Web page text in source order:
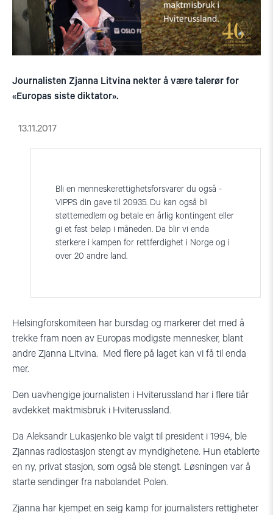
Journalisten Zjanna Litvina nekter å være talerør for
«Europas siste diktator».
13.11.2017
Bli en menneskerettighetsforsvarer du også -
VIPPS din gave til 20935. Du kan også bli
støttemedlem og betale en årlig kontingent eller
gi et fast beløp i måneden. Da blir vi enda
sterkere i kampen for rettferdighet i Norge og i
over 20 andre land.
Helsingforskomiteen har bursdag og markerer det med å
trekke fram noen av Europas modigste mennesker, blant
andre Zjanna Litvina. Med flere på laget kan vi få til enda
mer.
Den uavhengige journalisten i Hviterussland har i flere tiår
avdekket maktmisbruk i Hviterussland.
Da Aleksandr Lukasjenko ble valgt til president i 1994, ble
Zjannas radiostasjon stengt av myndighetene. Hun etablerte
en ny, privat stasjon, som også ble stengt. Løsningen var å
starte sendinger fra nabolandet Polen.
Zjanna har kjempet en seig kamp for journalisters rettigheter